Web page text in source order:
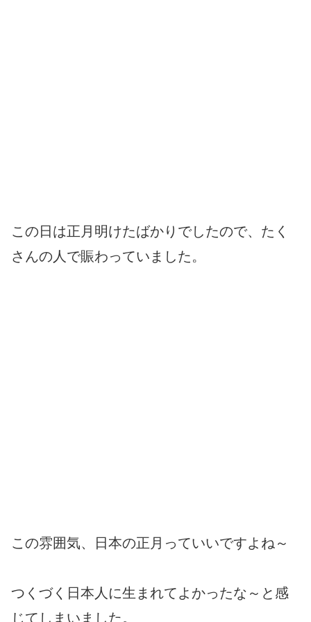
この日は正月明けたばかりでしたので、たく
さんの人で賑わっていました。
この雰囲気、日本の正月っていいですよね～
つくづく日本人に生まれてよかったな～と感
じてしまいました。